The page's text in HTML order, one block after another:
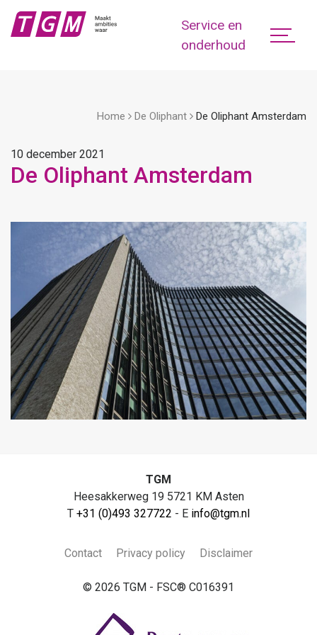
Service en
onderhoud
Home De Oliphant De Oliphant Amsterdam
10 december 2021
De Oliphant Amsterdam
TGM
Heesakkerweg 19 5721 KM Asten
T +31 (0)493 327722 - E info@tgm.nl
Contact Privacy policy Disclaimer
© 2026 TGM - FSC® C016391